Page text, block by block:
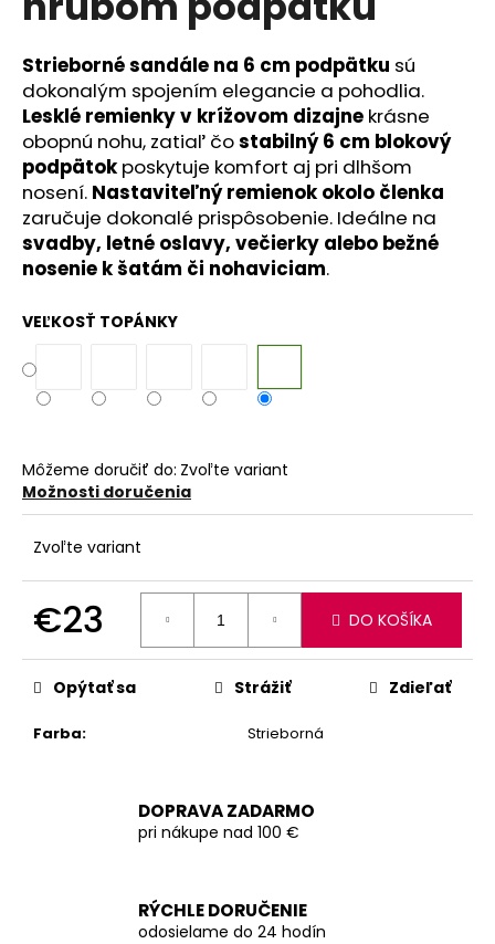
Strieborné sandále na 6 cm podpätku sú
dokonalým spojením elegancie a pohodlia.
Lesklé remienky v krížovom dizajne krásne
obopnú nohu, zatiaľ čostabilný 6 cm blokový
podpätok poskytuje komfort aj pri dlhšom
nosení. Nastaviteľný remienok okolo členka
zaručuje dokonalé prispôsobenie. Ideálne na
svadby, letné oslavy, večierky alebo bežné
nosenie k šatám či nohaviciam.
VEĽKOSŤ TOPÁNKY
Môžeme doručiť do: Zvoľte variant
Možnosti doručenia
Zvoľte variant
€23 DO KOŠÍKA
Farba: Strieborná
Opýtať sa Strážiť Zdieľať
DOPRAVA ZADARMO
pri nákupe nad 100 €
RÝCHLE DORUČENIE
odosielame do 24 hodín
a
m
e